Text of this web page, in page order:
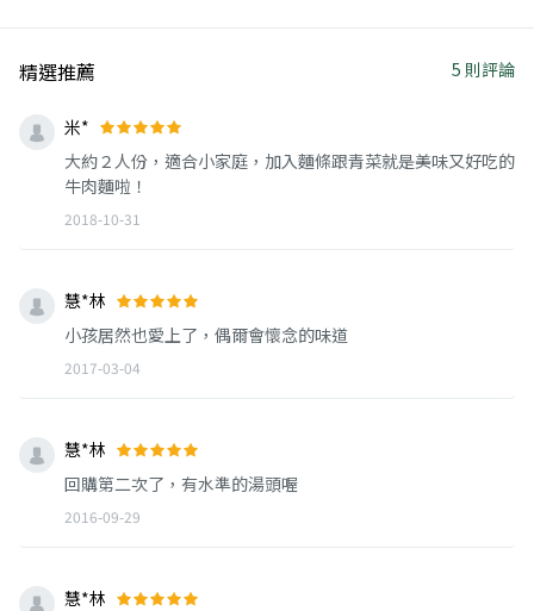
精選推薦 5 則評論
米*
大約２人份，適合小家庭，加入麵條跟青菜就是美味又好吃的
牛肉麵啦！
2018-10-31
慧*林
小孩居然也愛上了，偶爾會懷念的味道
2017-03-04
慧*林
回購第二次了，有水準的湯頭喔
2016-09-29
慧*林